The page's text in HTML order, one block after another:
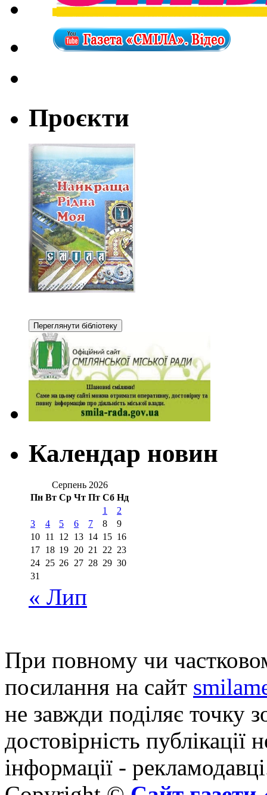
Проєкти
Календар новин
Серпень 2026
Пн Вт Ср Чт Пт Сб Нд
1
2
3
4 5 6 7 8
9
10 11 12 13 14 15 16
17 18 19 20 21 22 23
24 25 26 27 28 29 30
31
« Лип
При повному чи
посилання на сайт
не завжди поділяє точку
достовірність публікації
інформації -